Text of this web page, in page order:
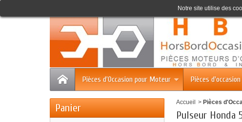
Pièces d'Occasion pour Moteur Pièces
Notre site utilise des
Panier Accueil > Pièces
Pulseur Honda